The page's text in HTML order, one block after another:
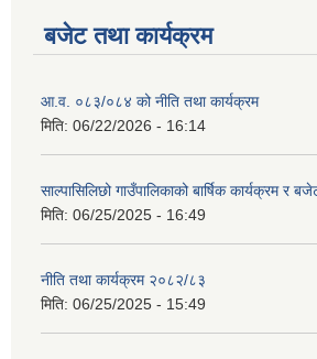
बजेट तथा कार्यक्रम
आ.व. ०८३/०८४ को नीति तथा कार्यक्रम
मिति: 06/22/2026 - 16:14
साल्पासिलिछो गाउँपालिकाको बार्षिक कार्यक्रम र
मिति: 06/25/2025 - 16:49
नीति तथा कार्यक्रम २०८२/८३
मिति: 06/25/2025 - 15:49